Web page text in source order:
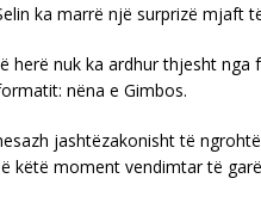
ka marrë një surprizë mjaft
herë nuk ka ardhur thjesht
nëna e Gimbos.
jashtëzakonisht të
këtë moment vendimtar të